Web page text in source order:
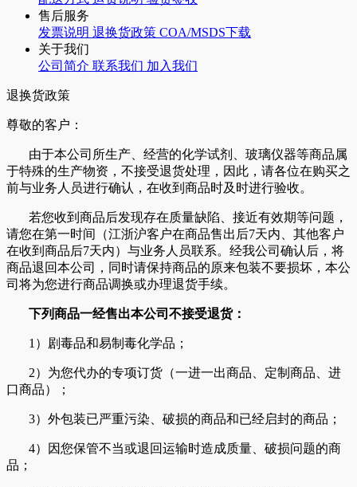
售后服务
发票说明 退换货政策 COA/MSDS下载
关于我们
公司简介 联系我们 加入我们
退换货政策
尊敬的客户：
由于本公司所生产、经营的化学试剂、玻璃仪器等商品属
于特殊的生产物资，不接受退货处理，因此，请各位在购买之
前与业务人员进行确认，在收到商品时及时进行验收。
若您收到商品后发现存在质量缺陷、接近有效期等问题，
请您在第一时间（江浙沪客户在商品售出后7天内、其他客户
在收到商品后7天内）与业务人员联系。经我公司确认后，将
商品退回本公司，同时请保持商品的原来包装不要损坏，本公
司将为您进行商品调换或办理退货手续。
下列商品一经售出本公司不接受退货：
1）剧毒品和易制毒化学品；
2）为您代办的专项订货（一进一出商品、定制商品、进
口商品）；
3）外包装已严重污染、破损的商品和已经启封的商品；
4）因您保管不当或退回运输时造成质量、破损问题的商
品；